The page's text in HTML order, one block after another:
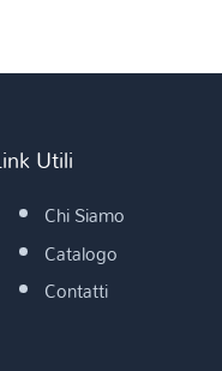
Utili
Chi Siamo
Catalogo
Contatti